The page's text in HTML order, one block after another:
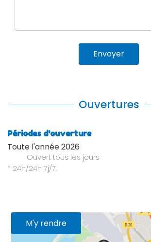
Envoyer
Ouvertures
Périodes d'ouverture
Toute l'année 2026
Ouvert tous les jours
* 24h/24h 7j/7.
M'y rendre